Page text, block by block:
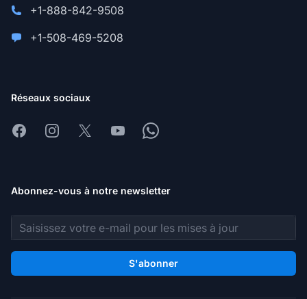
+1-888-842-9508
+1-508-469-5208
Réseaux sociaux
FacebookInstagram
X YoutubeWhatsapp
Abonnez-vous à notre newsletter
Adresse e-mail
S'abonner